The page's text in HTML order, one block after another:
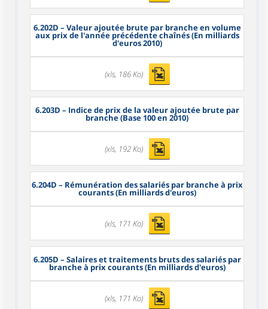
6.202D – Valeur ajoutée brute par branche en volume
aux prix de l'année précédente chaînés (En milliards
d'euros 2010)
(xls, 186 Ko)
6.203D – Indice de prix de la valeur ajoutée brute par
branche (Base 100 en 2010)
(xls, 192 Ko)
6.204D – Rémunération des salariés par branche à prix
courants (En milliards d'euros)
(xls, 171 Ko)
6.205D – Salaires et traitements bruts des salariés par
branche à prix courants (En milliards d'euros)
(xls, 171 Ko)